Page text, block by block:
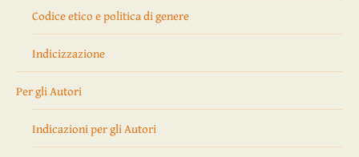
Codice etico e politica di genere
Indicizzazione
Per gli Autori
Indicazioni per gli Autori